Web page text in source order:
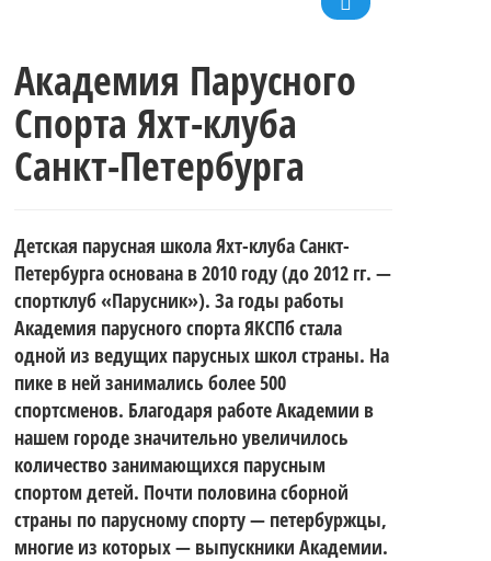
Академия Парусного
Спорта Яхт-клуба
Санкт-Петербурга
Детская парусная школа Яхт-клуба Санкт-
Петербурга основана в 2010 году (до 2012 гг. —
спортклуб «Парусник»). За годы работы
Академия парусного спорта ЯКСПб стала
одной из ведущих парусных школ страны. На
пике в ней занимались более 500
спортсменов. Благодаря работе Академии в
нашем городе значительно увеличилось
количество занимающихся парусным
спортом детей. Почти половина сборной
страны по парусному спорту — петербуржцы,
многие из которых — выпускники Академии.